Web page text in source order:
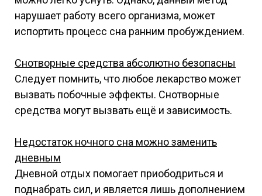
нарушает работу всего организма, может
испортить процесс сна ранним пробуждением.
Снотворные средства абсолютно безопасны
Следует помнить, что любое лекарство может
вызвать побочные эффекты. Снотворные
средства могут вызвать ещё и зависимость.
Недостаток ночного сна можно заменить
дневным
Дневной отдых помогает приободриться и
поднабрать сил, и является лишь дополнением